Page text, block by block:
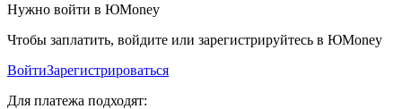
Нужно войти в ЮMoney
Чтобы заплатить, войдите или зарегистрируйтесь в ЮMoney
ВойтиЗарегистрироваться
Для платежа подходят: